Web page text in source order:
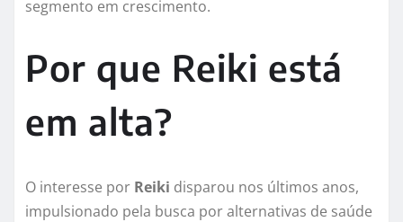
segmento em crescimento.
Por que Reiki está
em alta?
O interesse por Reiki disparou nos últimos anos,
impulsionado pela busca por alternativas de saúde